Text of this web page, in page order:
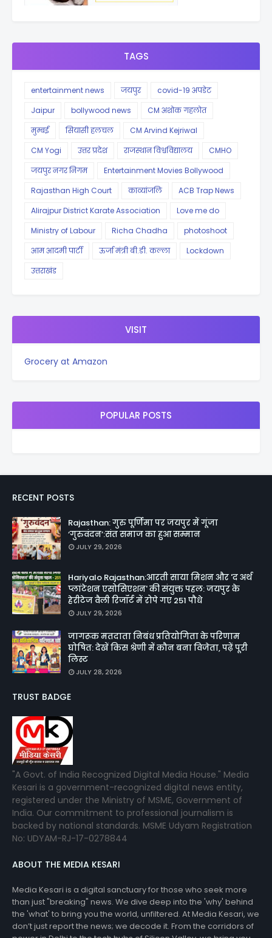
TAGS
entertainment news जयपुर
covid-19 अपडेट
Jaipur
bollywood news
CM अशोक गहलोत
मुम्बई
सियासी हलचल
CM Arvind Kejriwal
CM Yogi
उत्तर प्रदेश राजस्थान विश्वविद्यालय
CMHO
जयपुर नगर निगम
Entertainment Movies Bollywood
Rajasthan High Court
काव्यांजलि
ACB Trap News
Alirajpur District Karate Association
Love me do
Ministry of Labour
Richa Chadha
photoshoot
आम आदमी पार्टी
ऊर्जा मंत्री बी.डी. कल्ला
Lockdown
उत्तराखंड
VISIT
Grocery at Amazon
POPULAR POSTS
RECENT POSTS
Rajasthan: गुरु पूर्णिमा पर जयपुर में गूंजा
‘गुरुवंदन’:संत समाज का हुआ सम्मान
JULY 29, 2026
Hariyalo Rajasthan:आरती साया मिशन और 'द अर्थ
प्लांटेशन एसोसिएशन' की संयुक्त पहल: जयपुर के
हेरीटेज वैली रिजॉर्ट में रोपे गए 251 पौधे
JULY 29, 2026
जागरूक मतदाता निबंध प्रतियोगिता के परिणाम
घोषित: देखें किस श्रेणी में कौन बना विजेता, पढ़ें पूरी
लिस्ट
JULY 28, 2026
TRUST BADGE
"A Govt. of India Recognized Digital Media House." Media
Kesari is a government-recognized digital news entity,
registered under the Ministry of MSME, Government of
India. Our commitment to professional journalism is
backed by national standards. MSME Udyam Registration
No: UDYAM-RJ-17-0278844
ABOUT THE MEDIA KESARI
Media Kesari is a digital sanctuary for those who seek more
than just "breaking" news. We dive deep into the 'why' behind
the 'what' to bring you the world, unfiltered. At Media Kesari, we
don’t just report the news; we decode it. From the corridors of